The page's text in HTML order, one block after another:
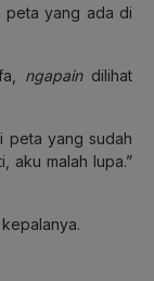
peta yang ada di
ngapaindilihat
peta yang sudah
aku malah lupa.”